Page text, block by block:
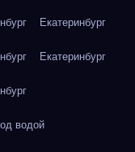
Екатеринбург
Екатеринбург
водой